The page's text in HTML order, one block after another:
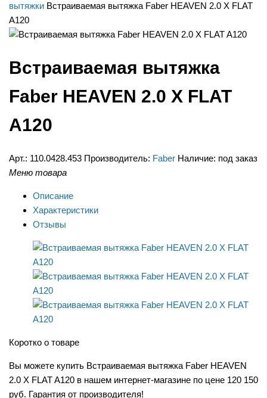
вытяжки Встраиваемая вытяжка Faber HEAVEN 2.0 X FLAT
A120
Встраиваемая вытяжка
Faber HEAVEN 2.0 X FLAT
A120
Арт.: 110.0428.453 Производитель: Faber Наличие: под заказ
Меню товара
Описание
Характеристики
Отзывы
Коротко о товаре
Вы можете купить Встраиваемая вытяжка Faber HEAVEN
2.0 X FLAT A120 в нашем интернет-магазине по цене 120 150
руб. Гарантия от производителя!